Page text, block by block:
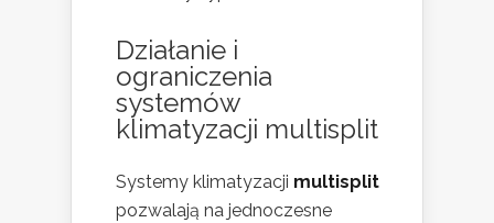
Działanie i
ograniczenia
systemów
klimatyzacji multisplit
Systemy klimatyzacji multisplit
pozwalają na jednoczesne